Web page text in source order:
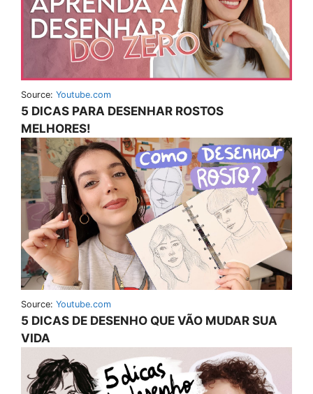
Source: Youtube.com
5 DICAS PARA DESENHAR ROSTOS
MELHORES!
Source: Youtube.com
5 DICAS DE DESENHO QUE VÃO MUDAR SUA
VIDA